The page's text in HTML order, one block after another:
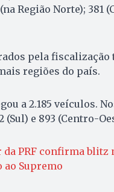
Região Norte); 381
pela
regiões do país.
a 2.185 veículos.
(Sul) e 893 (Centro-
PRF confirma blitz
Supremo